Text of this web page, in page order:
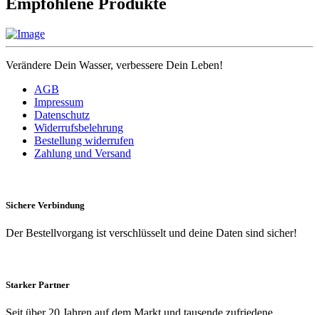
Verändere Dein Wasser, verbessere Dein Leben!
AGB
Impressum
Datenschutz
Widerrufsbelehrung
Bestellung widerrufen
Zahlung und Versand
Sichere Verbindung
Der Bestellvorgang ist verschlüsselt und deine Daten sind sicher!
Starker Partner